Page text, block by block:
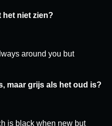
het niet zien?
around you but
maar grijs als het oud is?
is black when new but